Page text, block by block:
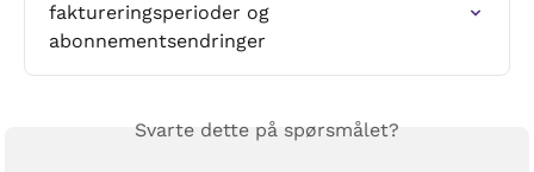
faktureringsperioder og
abonnementsendringer
Svarte dette på spørsmålet?